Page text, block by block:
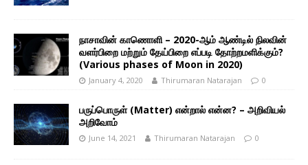
நாசாவின் காணொளி – 2020-ஆம் ஆண்டில் நிலவின்
வளர்பிறை மற்றும் தேய்பிறை எப்படி தோற்றமளிக்கும்?
(Various phases of Moon in 2020)
January 4, 2020 Thirumaran Natarajan 0
பருப்பொருள் (Matter) என்றால் என்ன? – அறிவியல்
அறிவோம்
June 14, 2021 Thirumaran Natarajan 0